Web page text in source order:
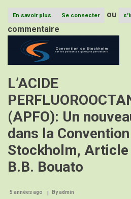
En savoir plus
Rapport
de
Réunion
Afrique
la
Abidjan
Février
2018
Se connecter ou
commentaire
Image
L’ACIDE
(APFO): Un
dans la
Stockholm,
B.B. Bouato
5 années ago Byadmin